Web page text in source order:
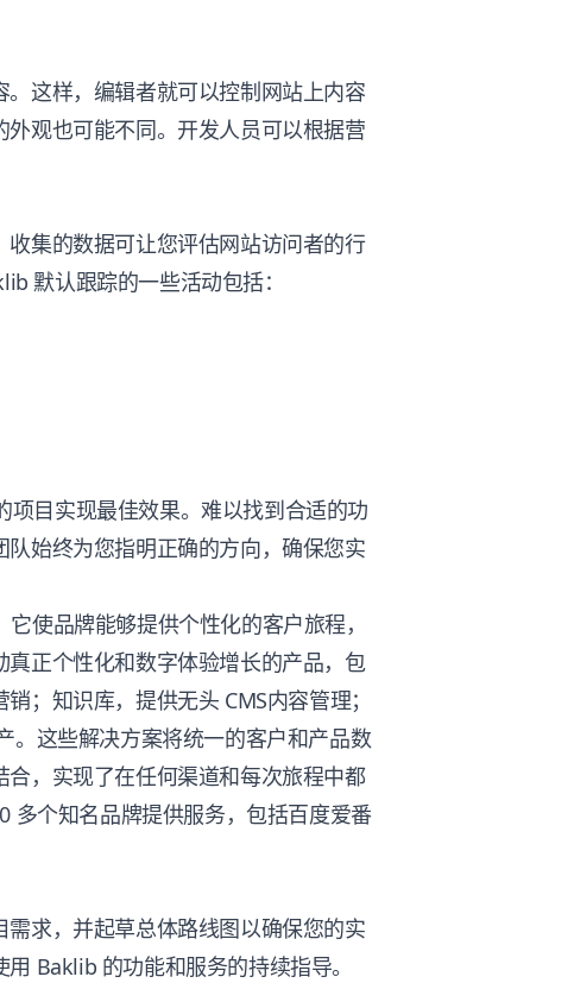
这样，编辑者就可以控制网站上内容
观也可能不同。开发人员可以根据营
集的数据可让您评估网站访问者的行
默认跟踪的一些活动包括：
目实现最佳效果。难以找到合适的功
始终为您指明正确的方向，确保您实
使品牌能够提供个性化的客户旅程，
正个性化和数字体验增长的产品，包
；知识库，提供无头 CMS内容管理；
。这些解决方案将统一的客户和产品数
，实现了在任何渠道和每次旅程中都
多个知名品牌提供服务，包括百度爱番
求，并起草总体路线图以确保您的实
Baklib 的功能和服务的持续指导。